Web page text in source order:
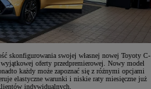
skonfigurowania swojej własnej nowej Toyoty C-
oferty przedpremierowej. Nowy model
każdy może zapoznać się z różnymi opcjami
elastyczne warunki i niskie raty miesięczne już
indywidualnych.